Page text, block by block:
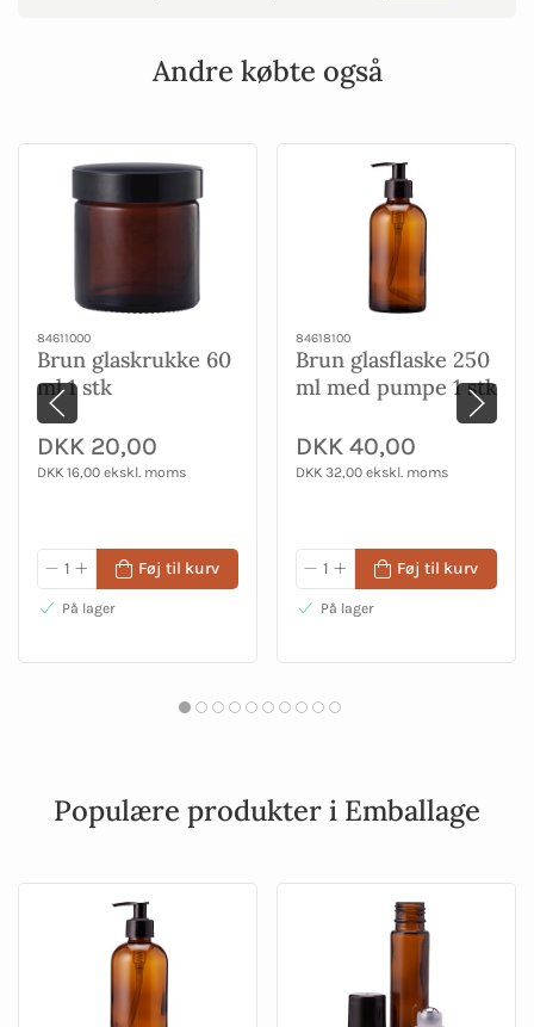
Andre købte også
84611000
Brun glaskrukke 60
ml 1 stk
DKK 20,00
DKK 16,00 ekskl. moms
Føj til kurv
På lager
84618100
Brun glasflaske 250
ml med pumpe 1 stk
DKK 40,00
DKK 32,00 ekskl. moms
Føj til kurv
På lager
Populære produkter i Emballage